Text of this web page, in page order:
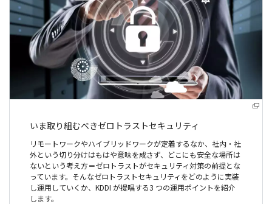
いま取り組むべきゼロトラストセキュリティ
リモートワークやハイブリッドワークが定着するなか、社内・社
外という切り分けはもはや意味を成さず、どこにも安全な場所は
ないという考え方＝ゼロトラストがセキュリティ対策の前提とな
っています。そんなゼロトラストセキュリティをどのように実装
し運用していくか、KDDI が提唱する3 つの運用ポイントを紹介
します。